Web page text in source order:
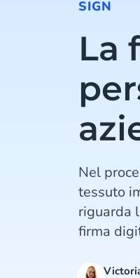
SIGN
La
Nel
tessuto
riguarda
firma